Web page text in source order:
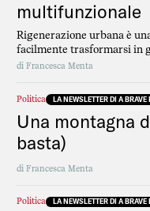
multifunzionale
Rigenerazione urbana è
facilmente trasformarsi in
La prima è virtuosa: si
alle esigenze di chi ha
La seconda è un processo
aree di valore delle città le
di Francesca Menta
Politica LA NEWSLETTER DI A BRAVE
Una montagna
basta)
di Francesca Menta
Politica LA NEWSLETTER DI A BRAVE